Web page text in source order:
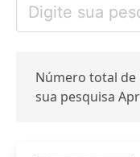
Número total de
sua pesquisa